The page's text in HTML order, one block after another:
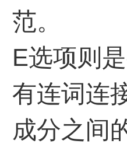
范。
E选项则
有连词连
成分之间